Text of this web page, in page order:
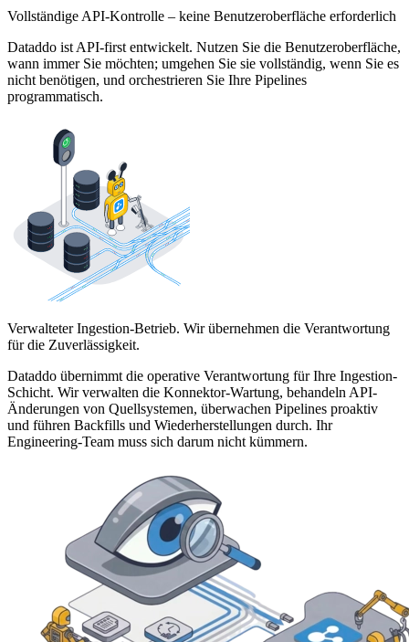
Vollständige API-Kontrolle – keine Benutzeroberfläche erforderlich
Dataddo ist API-first entwickelt. Nutzen Sie die Benutzeroberfläche,
wann immer Sie möchten; umgehen Sie sie vollständig, wenn Sie es
nicht benötigen, und orchestrieren Sie Ihre Pipelines
programmatisch.
Verwalteter Ingestion-Betrieb. Wir übernehmen die Verantwortung
für die Zuverlässigkeit.
Dataddo übernimmt die operative Verantwortung für Ihre Ingestion-
Schicht. Wir verwalten die Konnektor-Wartung, behandeln API-
Änderungen von Quellsystemen, überwachen Pipelines proaktiv
und führen Backfills und Wiederherstellungen durch. Ihr
Engineering-Team muss sich darum nicht kümmern.